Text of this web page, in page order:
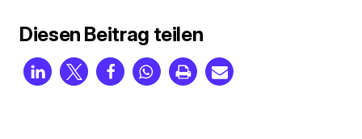
Diesen Beitrag teilen